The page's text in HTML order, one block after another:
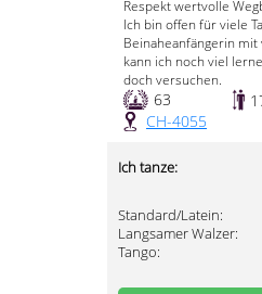
Respekt wertvolle
Ich bin offen für viele
Beinaheanfängerin
kann ich noch viel
doch versuchen.
63
CH-4055
Ich tanze:
Standard/Latein:
Langsamer Walzer:
Tango: